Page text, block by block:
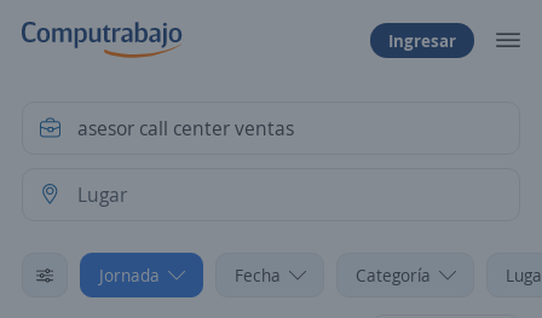
Ingresar
Jornada Fecha Categoría